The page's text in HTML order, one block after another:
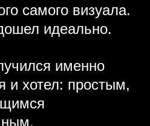
самого визуала.
идеально.
именно
и хотел: простым,